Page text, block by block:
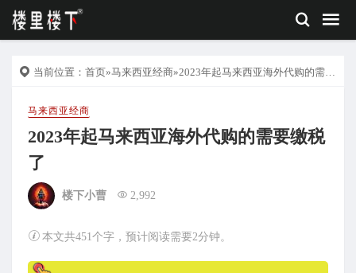
当前位置： 首页»马来西亚经商»2023年起马来西亚海外代购的需要缴税了
马来西亚经商
2023年起马来西亚海外代购的需要缴税
了
楼下小曹 2,992
本文共451个字，预计阅读需要2分钟。